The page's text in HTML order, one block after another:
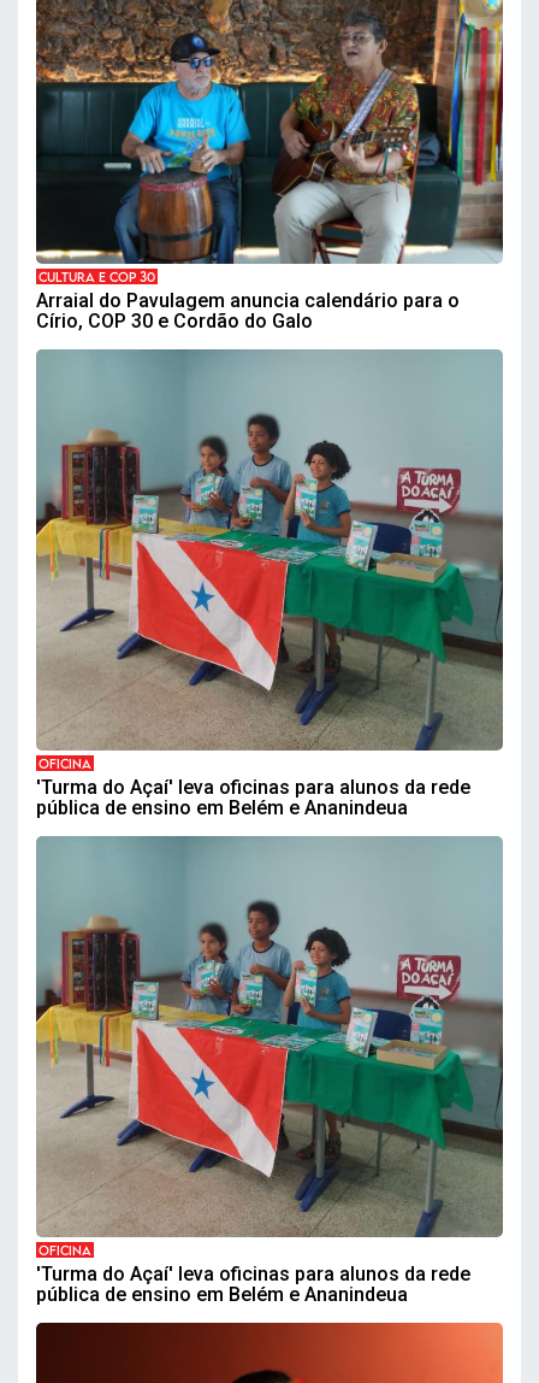
CULTURA E COP 30
Arraial do Pavulagem anuncia calendário para o
Círio, COP 30 e Cordão do Galo
OFICINA
'Turma do Açaí' leva oficinas para alunos da rede
pública de ensino em Belém e Ananindeua
OFICINA
'Turma do Açaí' leva oficinas para alunos da rede
pública de ensino em Belém e Ananindeua